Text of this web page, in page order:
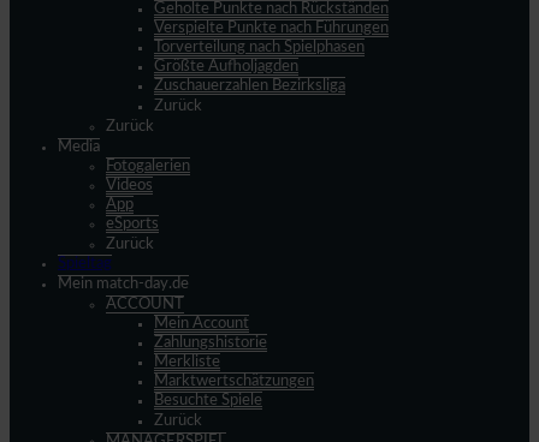
Geholte Punkte nach Rückständen
Verspielte Punkte nach Führungen
Torverteilung nach Spielphasen
Größte Aufholjagden
Zuschauerzahlen Bezirksliga
Zurück
Zurück
Media
Fotogalerien
Videos
App
eSports
Zurück
Spieltag
Mein match-day.de
ACCOUNT
Mein Account
Zahlungshistorie
Merkliste
Marktwertschätzungen
Besuchte Spiele
Zurück